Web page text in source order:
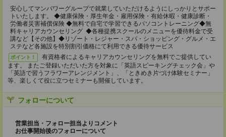
安心してマンパワーグループで就業していただけるようにしっかりとサポー
トいたします。 ◆健康保険・厚生年金・雇用保険・有給休暇・健康診断・
労働者災害補償保険 ◆無料で自宅で学習できるパソコントレーニング◆無
料キャリアカウンセリング ◆各種提携スクールのメニューを優待料金で受
講など【その他】◆リゾート・レジャー・スパ・ショッピング・グルメ・エ
ステなど各施設を特別割引価格にて利用できる優待サービス
ポイント！
有資格者によるキャリアカウンセリングを無料でご提供してい
ます。 またご登録いただいた方を対象に「英語スピーキングチェック会」や
「英語で習うフラワーアレンジメント」、「ときめき片づけ体験セミナー」
等、楽しくて役に立つセミナーも開催しています。
フォローについて
営業担当・フォロー担当よりコメント
お仕事開始後のフォローについて